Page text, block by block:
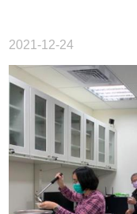
2021-12-24